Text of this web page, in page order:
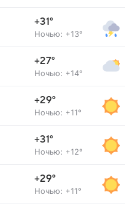
+31°
Ночью: +13°
+27°
Ночью: +14°
+29°
Ночью: +11°
+31°
Ночью: +12°
+29°
Ночью: +11°